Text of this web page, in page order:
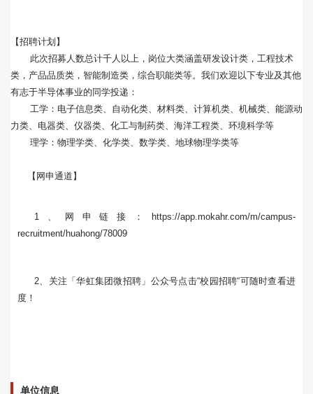
【招聘计划】
此次招募人数总计千人以上，岗位大类涵盖研发设计类，工程技术
类，产品品质类，智能制造类，综合职能类等。我们欢迎以下专业及其他
有志于半导体事业的同学投递：
工学：电子信息类、自动化类、材料类、计算机类、机械类、能源动
力类、电器类、仪器类、化工与制药类、海洋工程类、环境科学等
理学：物理学类、化学类、数学类、地球物理学类等
【网申通道】
1、网申链接：https://app.mokahr.com/m/campus-
recruitment/huahong/78009
2、关注「华虹集团微招聘」公众号点击“校园招聘“可随时查看进
度！
单位信息